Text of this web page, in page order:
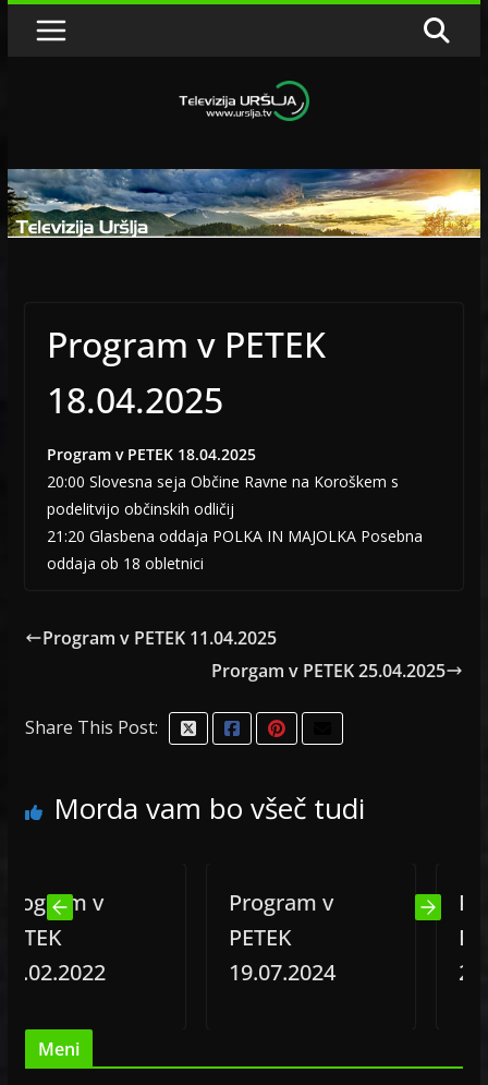
Skip
Program v PETEK
18.04.2025
Program v PETEK 18.04.2025
20:00 Slovesna seja Občine Ravne na Koroškem s
podelitvijo občinskih odličij
21:20 Glasbena oddaja POLKA IN MAJOLKA Posebna
oddaja ob 18 obletnici
Program v PETEK 11.04.2025
Prorgam v PETEK 25.04.2025
Share This Post:
Morda vam bo všeč tudi
v
Program v
PETEK
19.07.2024
PETEK
Meni